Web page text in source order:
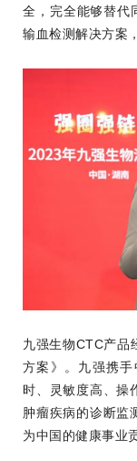
全，完全能够替代
输血检测解决方案
九强生物CTC产品
方案》。九强携
时、灵敏度高、操
肿瘤疾病的诊断监
为中国的健康事业